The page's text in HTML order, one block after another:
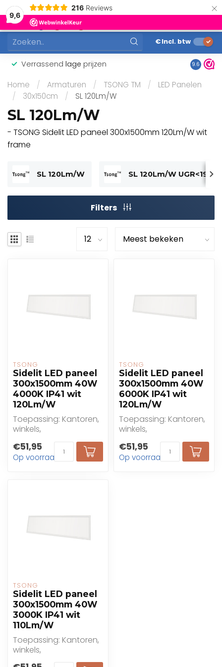
9,6
216 Reviews ×
MENU
0
€Incl. btw
Verrassend lage prijzen 9.6
Home / Armaturen / TSONG TM /
LED Panelen
/
30x150cm / SL 120Lm/W
SL 120Lm/W
- TSONG Sidelit LED paneel 300x1500mm 120Lm/W wit
frame
SL 120Lm/W SL 120Lm/W UGR<19
Filters
TSONG
Sidelit LED paneel
300x1500mm 40W
4000K IP41 wit
120Lm/W
Toepassing: Kantoren,
winkels,
gezondheidszorg,
onderwijs
€51,95
Op voorraad
TSONG
Sidelit LED paneel
300x1500mm 40W
6000K IP41 wit
120Lm/W
Toepassing: Kantoren,
winkels,
gezondheidszorg,
onderwijs
€51,95
Op voorraad
TSONG
Sidelit LED paneel
300x1500mm 40W
3000K IP41 wit
110Lm/W
Toepassing: Kantoren,
winkels,
gezondheidszorg,